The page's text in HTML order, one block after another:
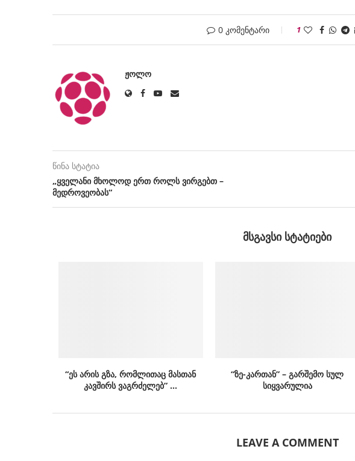
0 კომენტარი 1
ᲟᲝᲚᲝ
წინა სტატია
„ყველანი მხოლოდ ერთ როლს ვირგებთ –
მედროვეობას“
ᲛᲡᲒᲐᲕᲡᲘ ᲡᲢᲐᲢᲘᲔᲑᲘ
“ეს არის გზა, რომლითაც მასთან
კავშირს ვაგრძელებ” …
“ზე-კართან” – გარშემო სულ
სიყვარულია
LEAVE A COMMENT